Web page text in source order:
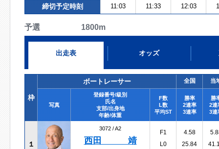
締切予定時刻 11:03 11:33 12:03
予選 1800m
出走表 オッズ
枠
ボートレーサー 全国 当
写真
登録番号/級別
氏名
支部/出身地
年齢/体重
F数
L数
平均ST
勝率
2連率
3連率
勝
2連
3連
１
3072 /A2
西田 靖
F1
L0
4.58
25.84